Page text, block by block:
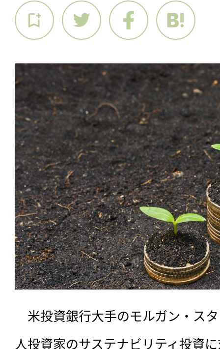
米投資銀行大手のモルガン・ス
人投資家のサステナビリティ投資